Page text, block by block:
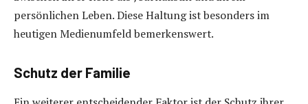
persönlichen Leben. Diese Haltung ist besonders im
heutigen Medienumfeld bemerkenswert.
Schutz der Familie